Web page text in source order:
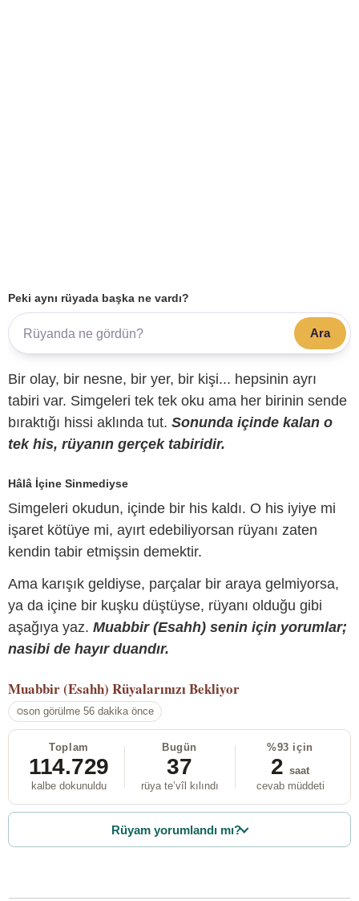
Peki aynı rüyada başka ne vardı?
Ara
Bir olay, bir nesne, bir yer, bir kişi... hepsinin ayrı
tabiri var. Simgeleri tek tek oku ama her birinin sende
bıraktığı hissi aklında tut. Sonunda içinde kalan o
tek his, rüyanın gerçek tabiridir.
Hâlâ İçine Sinmediyse
Simgeleri okudun, içinde bir his kaldı. O his iyiye mi
işaret kötüye mi, ayırt edebiliyorsan rüyanı zaten
kendin tabir etmişsin demektir.
Ama karışık geldiyse, parçalar bir araya gelmiyorsa,
ya da içine bir kuşku düştüyse, rüyanı olduğu gibi
aşağıya yaz. Muabbir (Esahh) senin için yorumlar;
nasibi de hayır duandır.
Muabbir (Esahh) Rüyalarınızı Bekliyor
son görülme 56 dakika önce
Toplam
114.729
kalbe dokunuldu
Bugün
37
rüya te’vîl kılındı
%93 için
2 saat
cevab müddeti
Rüyam yorumlandı mı?